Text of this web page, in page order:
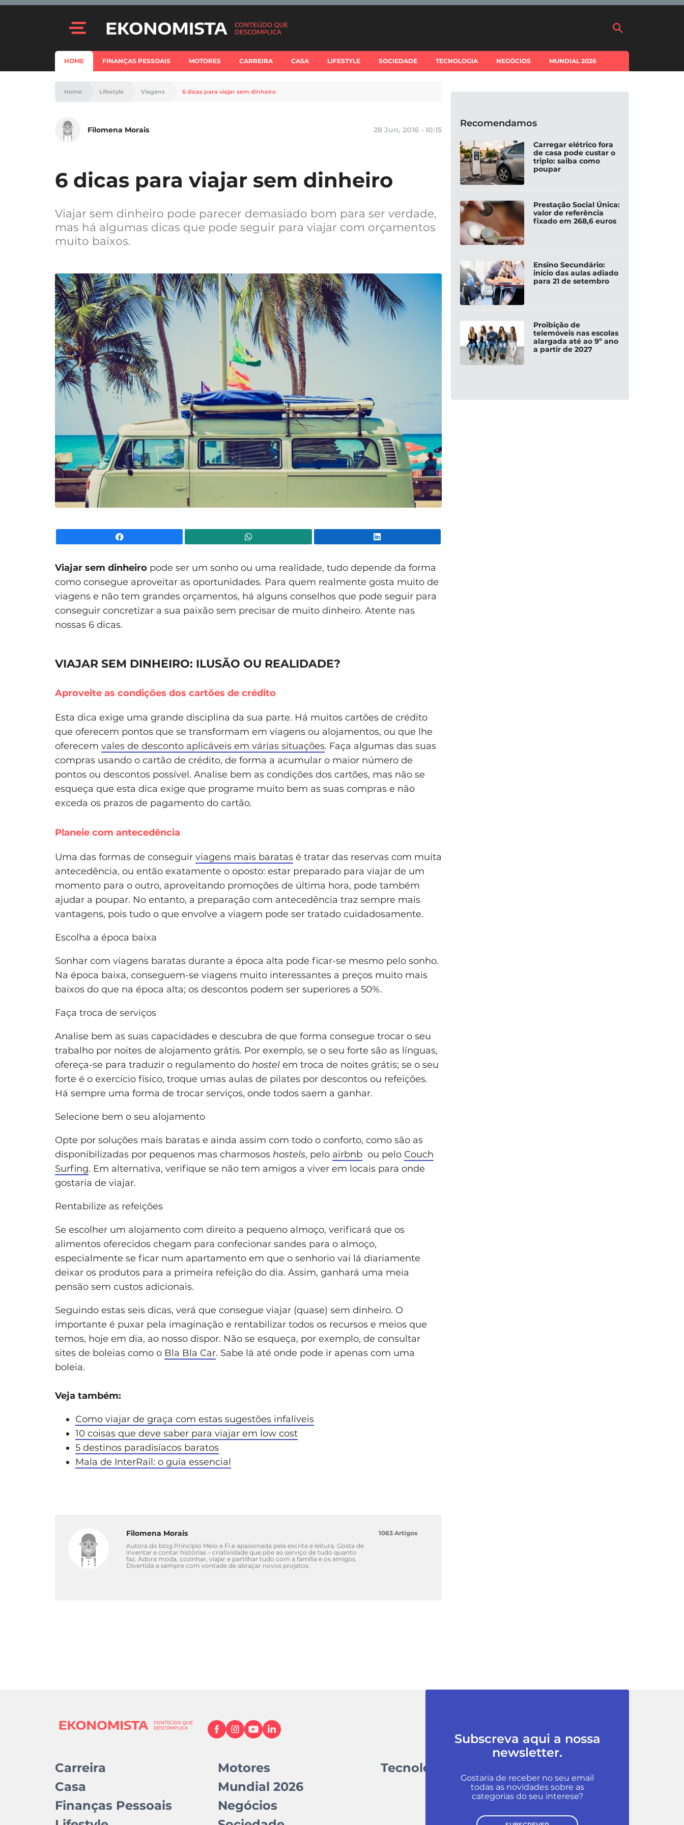
HOME FINANÇAS PESSOAIS MOTORES CARREIRA CASA LIFESTYLE SOCIEDADE TECNOLOGIA NEGÓCIOS MUNDIAL 2026
Home Lifestyle Viagens 6 dicas para viajar sem dinheiro
Filomena Morais 28 Jun, 2016 - 10:15
6 dicas para viajar sem dinheiro
Viajar sem dinheiro pode parecer demasiado bom para ser verdade,
mas há algumas dicas que pode seguir para viajar com orçamentos
muito baixos.
Viajar sem dinheiro pode ser um sonho ou uma realidade, tudo depende da forma
como consegue aproveitar as oportunidades. Para quem realmente gosta muito de
viagens e não tem grandes orçamentos, há alguns conselhos que pode seguir para
conseguir concretizar a sua paixão sem precisar de muito dinheiro. Atente nas
nossas 6 dicas.
VIAJAR SEM DINHEIRO: ILUSÃO OU REALIDADE?
Aproveite as condições dos cartões de crédito
Esta dica exige uma grande disciplina da sua parte. Há muitos cartões de crédito
que oferecem pontos que se transformam em viagens ou alojamentos, ou que lhe
oferecem vales de desconto aplicáveis em várias situações. Faça algumas das suas
compras usando o cartão de crédito, de forma a acumular o maior número de
pontos ou descontos possível. Analise bem as condições dos cartões, mas não se
esqueça que esta dica exige que programe muito bem as suas compras e não
exceda os prazos de pagamento do cartão.
Planeie com antecedência
Uma das formas de conseguir viagens mais baratas é tratar das reservas com muita
antecedência, ou então exatamente o oposto: estar preparado para viajar de um
momento para o outro, aproveitando promoções de última hora, pode também
ajudar a poupar. No entanto, a preparação com antecedência traz sempre mais
vantagens, pois tudo o que envolve a viagem pode ser tratado cuidadosamente.
Escolha a época baixa
Sonhar com viagens baratas durante a época alta pode ficar-se mesmo pelo sonho.
Na época baixa, conseguem-se viagens muito interessantes a preços muito mais
baixos do que na época alta; os descontos podem ser superiores a 50%.
Faça troca de serviços
Analise bem as suas capacidades e descubra de que forma consegue trocar o seu
trabalho por noites de alojamento grátis. Por exemplo, se o seu forte são as línguas,
ofereça-se para traduzir o regulamento do hostel em troca de noites grátis; se o seu
forte é o exercício físico, troque umas aulas de pilates por descontos ou refeições.
Há sempre uma forma de trocar serviços, onde todos saem a ganhar.
Selecione bem o seu alojamento
Opte por soluções mais baratas e ainda assim com todo o conforto, como são as
disponibilizadas por pequenos mas charmosos hostels, pelo airbnb ou pelo Couch
Surfing. Em alternativa, verifique se não tem amigos a viver em locais para onde
gostaria de viajar.
Rentabilize as refeições
Se escolher um alojamento com direito a pequeno almoço, verificará que os
alimentos oferecidos chegam para confecionar sandes para o almoço,
especialmente se ficar num apartamento em que o senhorio vai lá diariamente
deixar os produtos para a primeira refeição do dia. Assim, ganhará uma meia
pensão sem custos adicionais.
Seguindo estas seis dicas, verá que consegue viajar (quase) sem dinheiro. O
importante é puxar pela imaginação e rentabilizar todos os recursos e meios que
temos, hoje em dia, ao nosso dispor. Não se esqueça, por exemplo, de consultar
sites de boleias como o Bla Bla Car. Sabe lá até onde pode ir apenas com uma
boleia.
Veja também:
Como viajar de graça com estas sugestões infalíveis
10 coisas que deve saber para viajar em low cost
5 destinos paradisíacos baratos
Mala de InterRail: o guia essencial
Filomena Morais
Autora do blog Princípio Meio e Fi e apaixonada pela escrita e leitura. Gosta de
inventar e contar histórias – criatividade que põe ao serviço de tudo quanto
faz. Adora moda, cozinhar, viajar e partilhar tudo com a família e os amigos.
Divertida e sempre com vontade de abraçar novos projetos.
1063 Artigos
Recomendamos
Carregar elétrico fora
de casa pode custar o
triplo: saiba como
poupar
Prestação Social Única:
valor de referência
fixado em 268,6 euros
Ensino Secundário:
início das aulas adiado
para 21 de setembro
Proibição de
telemóveis nas escolas
alargada até ao 9º ano
a partir de 2027
Carreira
Casa
Finanças Pessoais
Motores
Mundial 2026
Negócios
Tecnologia
Subscreva aqui a nossa
newsletter.
Gostaria de receber no seu email
todas as novidades sobre as
categorias do seu interese?